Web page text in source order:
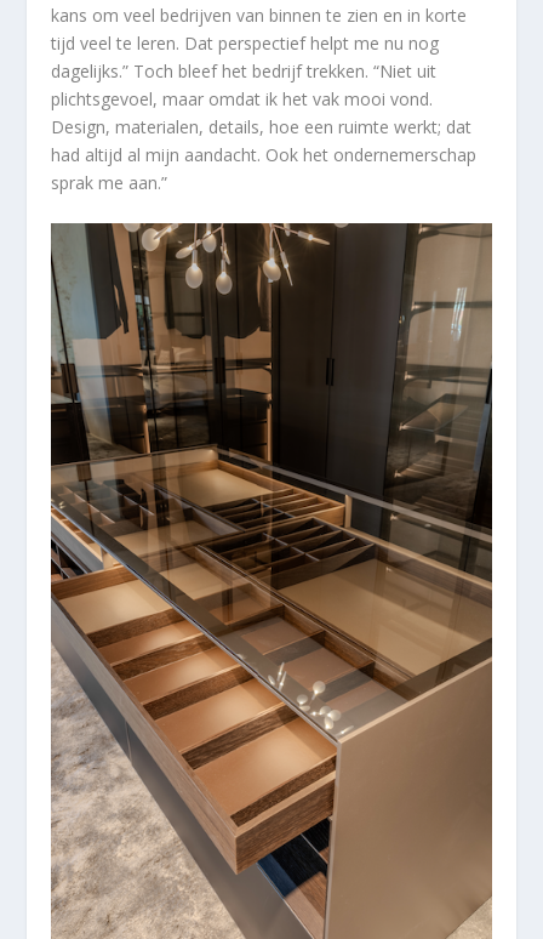
kans om veel bedrijven van binnen te zien en in korte
tijd veel te leren. Dat perspectief helpt me nu nog
dagelijks.” Toch bleef het bedrijf trekken. “Niet uit
plichtsgevoel, maar omdat ik het vak mooi vond.
Design, materialen, details, hoe een ruimte werkt; dat
had altijd al mijn aandacht. Ook het ondernemerschap
sprak me aan.”